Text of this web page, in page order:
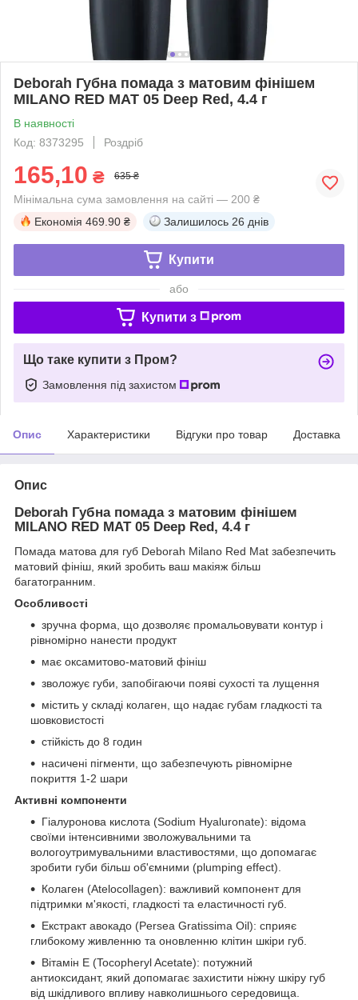
Deborah Губна помада з матовим фінішем
MILANO RED MAT 05 Deep Red, 4.4 г
В наявності
Код: 8373295
Роздріб
165,10 ₴ 635 ₴
Мінімальна сума замовлення на сайті — 200 ₴
Економія 469.90 ₴ Залишилось 26 днів
Купити
або
Купити з
Що таке купити з Пром?
Замовлення під захистом
Опис Характеристики Відгуки про товар Доставка
Опис
Deborah Губна помада з матовим фінішем
MILANO RED MAT 05 Deep Red, 4.4 г
Помада матова для губ Deborah Milano Red Mat забезпечить
матовий фініш, який зробить ваш макіяж більш
багатогранним.
Особливості
зручна форма, що дозволяє промальовувати контур і
рівномірно нанести продукт
має оксамитово-матовий фініш
зволожує губи, запобігаючи появі сухості та лущення
містить у складі колаген, що надає губам гладкості та
шовковистості
стійкість до 8 годин
насичені пігменти, що забезпечують рівномірне
покриття 1-2 шари
Активні компоненти
Гіалуронова кислота (Sodium Hyaluronate): відома
своїми інтенсивними зволожувальними та
вологоутримувальними властивостями, що допомагає
зробити губи більш об'ємними (plumping effect).
Колаген (Atelocollagen): важливий компонент для
підтримки м'якості, гладкості та еластичності губ.
Екстракт авокадо (Persea Gratissima Oil): сприяє
глибокому живленню та оновленню клітин шкіри губ.
Вітамін Е (Tocopheryl Acetate): потужний
антиоксидант, який допомагає захистити ніжну шкіру губ
від шкідливого впливу навколишнього середовища.